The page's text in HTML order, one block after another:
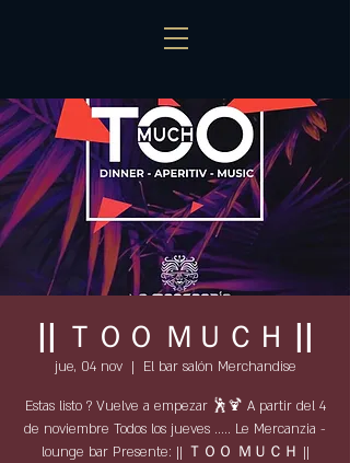
|| ＴＯＯ ＭＵＣＨ ||
jue, 04 nov
  |
El bar salón Merchandise
Estas listo ? Vuelve a empezar 🕺🍹 A partir del 4
de noviembre Todos los jueves ..... Le Mercanzia -
lounge bar Presente: || ＴＯＯ ＭＵＣＨ ||